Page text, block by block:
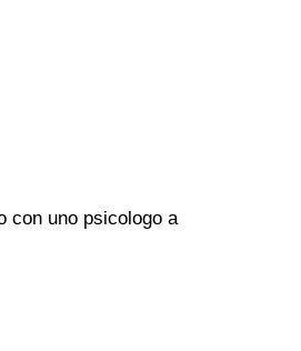
con uno psicologo a